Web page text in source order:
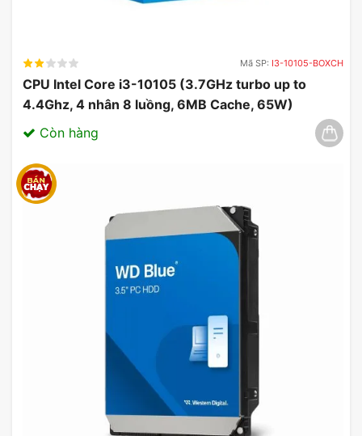
Mã SP: I3-10105-BOXCH
CPU Intel Core i3-10105 (3.7GHz turbo up to
4.4Ghz, 4 nhân 8 luồng, 6MB Cache, 65W)
03/2025
Còn hàng